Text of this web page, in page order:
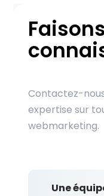
Faisons
Contactez-
expertise sur
webmarketing.
Une